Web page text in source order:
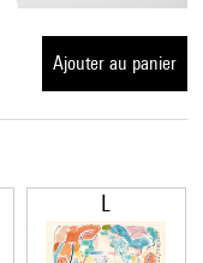
L
Ajouter au panier